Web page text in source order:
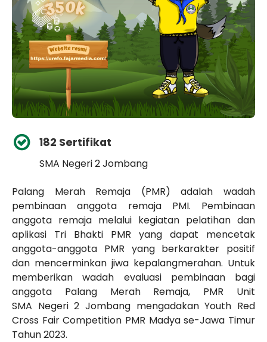
182 Sertifikat
SMA Negeri 2 Jombang
Palang Merah Remaja (PMR) adalah wadah
pembinaan anggota remaja PMI. Pembinaan
anggota remaja melalui kegiatan pelatihan dan
aplikasi Tri Bhakti PMR yang dapat mencetak
anggota-anggota PMR yang berkarakter positif
dan mencerminkan jiwa kepalangmerahan. Untuk
memberikan wadah evaluasi pembinaan bagi
anggota Palang Merah Remaja, PMR Unit
SMA Negeri 2 Jombang mengadakan Youth Red
Cross Fair Competition PMR Madya se-Jawa Timur
Tahun 2023.